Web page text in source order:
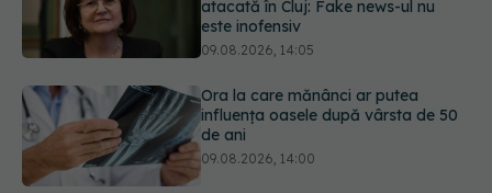
Ora la care mănânci ar putea
influența oasele după vârsta de 50
de ani
Cum alegem alimentele pe timp de
caniculă. Recomandările